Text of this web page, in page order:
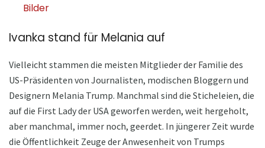
Bilder
Ivanka stand für Melania auf
Vielleicht stammen die meisten Mitglieder der Familie des
US-Präsidenten von Journalisten, modischen Bloggern und
Designern Melania Trump. Manchmal sind die Sticheleien, die
auf die First Lady der USA geworfen werden, weit hergeholt,
aber manchmal, immer noch, geerdet. In jüngerer Zeit wurde
die Öffentlichkeit Zeuge der Anwesenheit von Trumps